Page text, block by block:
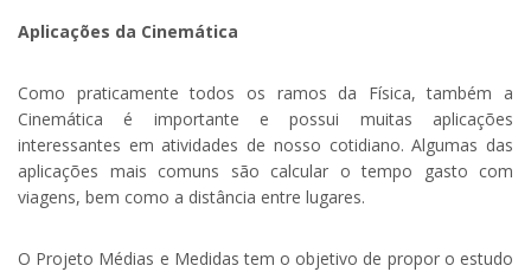
Aplicações da Cinemática
Como praticamente todos os ramos da Física, também a
Cinemática é importante e possui muitas aplicações
interessantes em atividades de nosso cotidiano. Algumas das
aplicações mais comuns são calcular o tempo gasto com
viagens, bem como a distância entre lugares.
O Projeto Médias e Medidas tem o objetivo de propor o estudo